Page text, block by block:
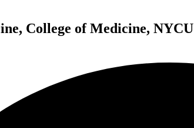
College of Medicine, NYCU